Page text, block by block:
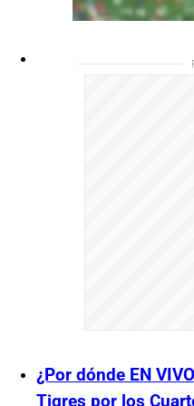
¿Por dónde EN
Tigres por los